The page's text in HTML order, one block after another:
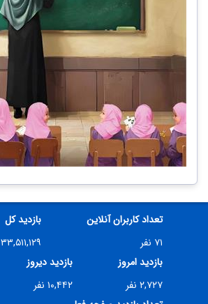
تعداد کاربران آنلاین
۷۱ نفر
بازدید کل
۳۳,۵۱۱,۱۲۹ نفر
بازدید امروز
۲,۷۲۷ نفر
بازدید دیروز
۱۰,۴۴۲ نفر